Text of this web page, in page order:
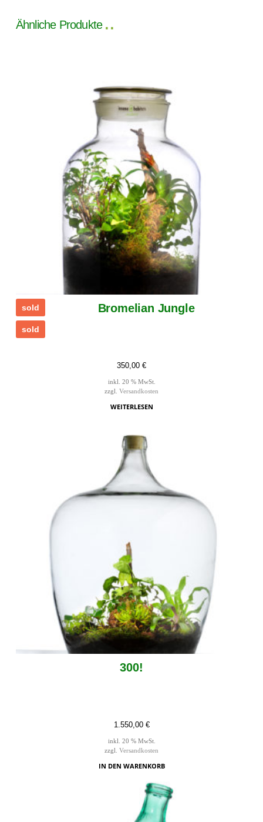
Ähnliche Produkte
sold
sold
Bromelian Jungle
350,00 €
inkl. 20 % MwSt.
zzgl. Versandkosten
WEITERLESEN
300!
1.550,00 €
inkl. 20 % MwSt.
zzgl. Versandkosten
IN DEN WARENKORB